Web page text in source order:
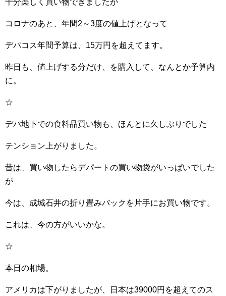
十分楽しく買い物できましたが
コロナのあと、年間2～3度の値上げとなって
デパコス年間予算は、15万円を超えてます。
昨日も、値上げする分だけ、を購入して、なんとか予算内
に。
☆
デパ地下での食料品買い物も、ほんとに久しぶりでした
テンション上がりました。
昔は、買い物したらデパートの買い物袋がいっぱいでした
が
今は、成城石井の折り畳みバックを片手にお買い物です。
これは、今の方がいいかな。
☆
本日の相場。
アメリカは下がりましたが、日本は39000円を超えてのス